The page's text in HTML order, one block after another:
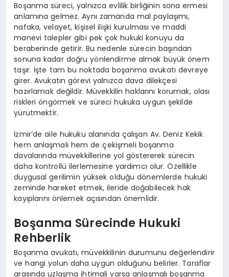
Boşanma süreci, yalnızca evlilik birliğinin sona ermesi
anlamına gelmez. Aynı zamanda mal paylaşımı,
nafaka, velayet, kişisel ilişki kurulması ve maddi
manevi talepler gibi pek çok hukuki konuyu da
beraberinde getirir. Bu nedenle sürecin başından
sonuna kadar doğru yönlendirme almak büyük önem
taşır. İşte tam bu noktada boşanma avukatı devreye
girer. Avukatın görevi yalnızca dava dilekçesi
hazırlamak değildir. Müvekkilin haklarını korumak, olası
riskleri öngörmek ve süreci hukuka uygun şekilde
yürütmektir.
İzmir’de aile hukuku alanında çalışan Av. Deniz Kekik
hem anlaşmalı hem de çekişmeli boşanma
davalarında müvekkillerine yol göstererek sürecin
daha kontrollü ilerlemesine yardımcı olur. Özellikle
duygusal gerilimin yüksek olduğu dönemlerde hukuki
zeminde hareket etmek, ileride doğabilecek hak
kayıplarını önlemek açısından önemlidir.
Boşanma Sürecinde Hukuki
Rehberlik
Boşanma avukatı, müvekkilinin durumunu değerlendirir
ve hangi yolun daha uygun olduğunu belirler. Taraflar
arasında uzlaşma ihtimali varsa anlaşmalı boşanma